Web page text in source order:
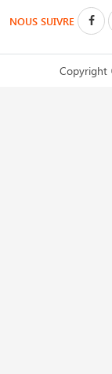
NOUS SUIVRE
Copyright